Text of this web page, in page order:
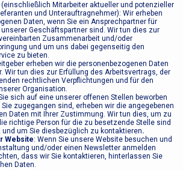
(einschließlich Mitarbeiter aktueller und potenzieller
und Unterauftragnehmer): Wir erheben
Daten, wenn Sie ein Ansprechpartner für
Geschäftspartner sind. Wir tun dies zur
Zusammenarbeit und/oder
und um uns dabei gegenseitig den
zu bieten.
erheben wir die personenbezogenen Daten
Wir tun dies zur Erfüllung des Arbeitsvertrags, der
rechtlichen Verpflichtungen und für den
Organisation.
sich auf eine unserer offenen Stellen beworben
Sie zugegangen sind, erheben wir die angegebenen
Daten mit Ihrer Zustimmung. Wir tun dies, um zu
richtige Person für die zu besetzende Stelle sind
um Sie diesbezüglich zu kontaktieren.‍
Website: Wenn Sie unsere Website besuchen und
und/oder einen Newsletter anmelden
dass wir Sie kontaktieren, hinterlassen Sie
Daten.